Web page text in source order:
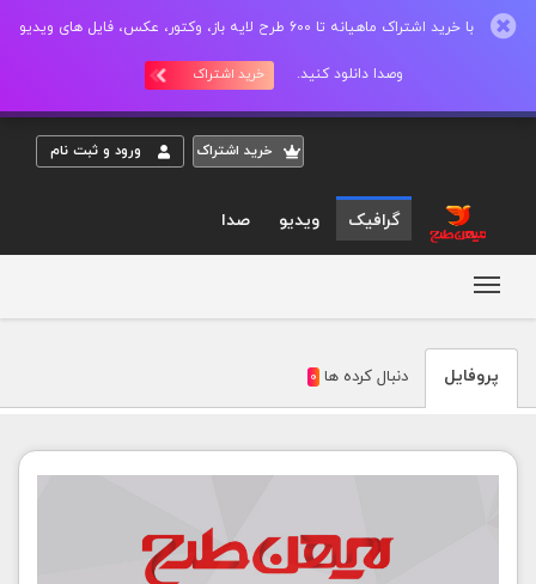
با خرید اشتراک ماهیانه تا 600 طرح لایه باز، وکتور، عکس، فایل های ویدیو
وصدا دانلود کنید. خرید اشتراک
خريد اشتراک ورود و ثبت نام
گرافیک ویدیو صدا
مشاهده پروفايل yeylaghimorteza
پروفايل دنبال کرده ها 0